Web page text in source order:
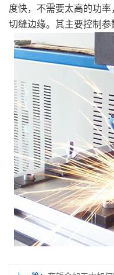
度快，不需要太高的功
切缝边缘。其主要控制参